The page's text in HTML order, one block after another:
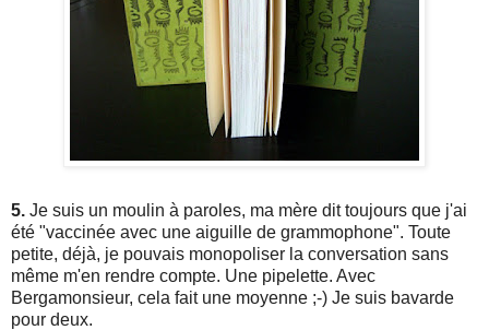
5. Je suis un moulin à paroles, ma mère dit toujours que j'ai
été "vaccinée avec une aiguille de grammophone". Toute
petite, déjà, je pouvais monopoliser la conversation sans
même m'en rendre compte. Une pipelette. Avec
Bergamonsieur, cela fait une moyenne ;-) Je suis bavarde
pour deux.